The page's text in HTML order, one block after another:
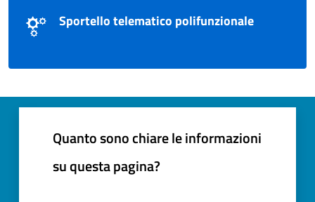
Sportello telematico polifunzionale
Quanto sono chiare le informazioni
su questa pagina?